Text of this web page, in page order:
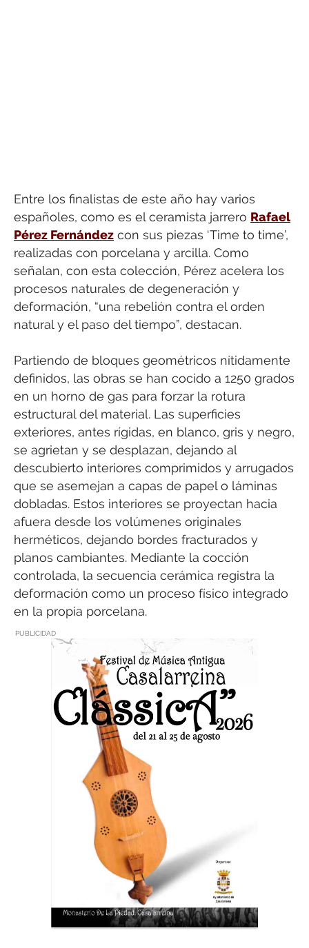
Entre los finalistas de este año hay varios
españoles, como es el ceramista jarrero Rafael
Pérez Fernández con sus piezas ‘Time to time’,
realizadas con porcelana y arcilla. Como
señalan, con esta colección, Pérez acelera los
procesos naturales de degeneración y
deformación, “una rebelión contra el orden
natural y el paso del tiempo”, destacan.
Partiendo de bloques geométricos nítidamente
definidos, las obras se han cocido a 1250 grados
en un horno de gas para forzar la rotura
estructural del material. Las superficies
exteriores, antes rígidas, en blanco, gris y negro,
se agrietan y se desplazan, dejando al
descubierto interiores comprimidos y arrugados
que se asemejan a capas de papel o láminas
dobladas. Estos interiores se proyectan hacia
afuera desde los volúmenes originales
herméticos, dejando bordes fracturados y
planos cambiantes. Mediante la cocción
controlada, la secuencia cerámica registra la
deformación como un proceso físico integrado
en la propia porcelana.
PUBLICIDAD